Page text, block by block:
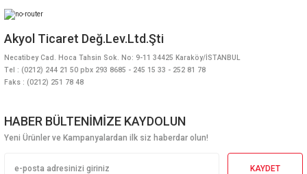
Akyol Ticaret Değ.Lev.Ltd.Şti
Necatibey Cad. Hoca Tahsin Sok. No: 9-11 34425 Karaköy/İSTANBUL
Tel : (0212) 244 21 50 pbx 293 8685 - 245 15 33 - 252 81 78
Faks : (0212) 251 78 48
HABER BÜLTENİMİZE KAYDOLUN
Yeni Ürünler ve Kampanyalardan ilk siz haberdar olun!
KAYDET